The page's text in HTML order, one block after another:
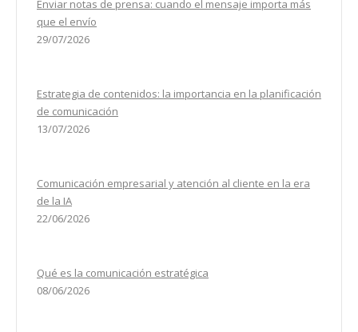
Enviar notas de prensa: cuando el mensaje importa más
que el envío
29/07/2026
Estrategia de contenidos: la importancia en la planificación
de comunicación
13/07/2026
Comunicación empresarial y atención al cliente en la era
de la IA
22/06/2026
Qué es la comunicación estratégica
08/06/2026